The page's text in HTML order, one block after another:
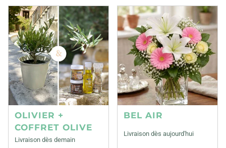
OLIVIER +
COFFRET OLIVE
Livraison dès demain
BEL AIR
Livraison dès aujourd'hui